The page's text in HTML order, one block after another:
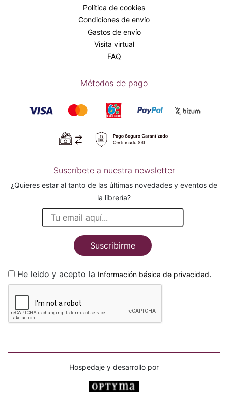
Política de cookies
Condiciones de envío
Gastos de envío
Visita virtual
FAQ
Métodos de pago
Suscríbete a nuestra newsletter
¿Quieres estar al tanto de las últimas novedades y eventos de
la librería?
Suscribirme
He leido y acepto la Información básica de privacidad.
Hospedaje y desarrollo por